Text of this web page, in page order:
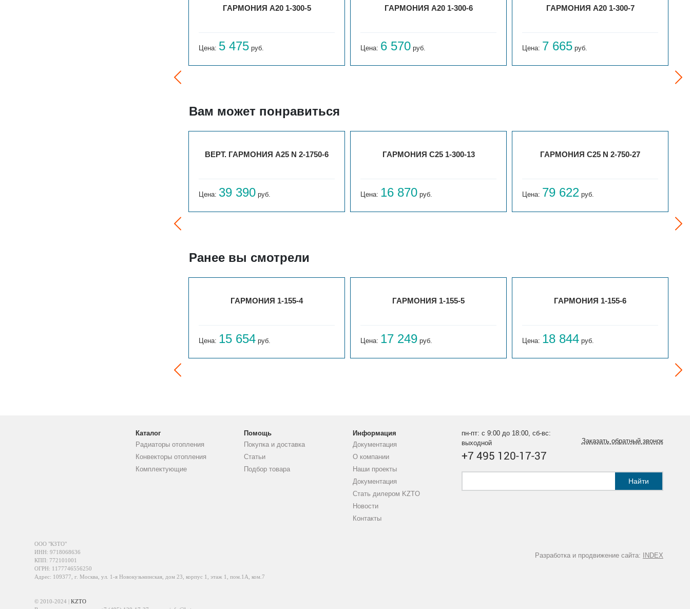
ГАРМОНИЯ А20 1-300-5
Цена: 5 475 руб.
ГАРМОНИЯ А20 1-300-6
Цена: 6 570 руб.
ГАРМОНИЯ А20 1-300-7
Цена: 7 665 руб.
Вам может понравиться
ВЕРТ. ГАРМОНИЯ А25 N 2-1750-6
Цена: 39 390 руб.
ГАРМОНИЯ С25 1-300-13
Цена: 16 870 руб.
ГАРМОНИЯ С25 N 2-750-27
Цена: 79 622 руб.
Ранее вы смотрели
ГАРМОНИЯ 1-155-4
Цена: 15 654 руб.
ГАРМОНИЯ 1-155-5
Цена: 17 249 руб.
ГАРМОНИЯ 1-155-6
Цена: 18 844 руб.
Каталог
Радиаторы отопления
Конвекторы отопления
Комплектующие
Помощь
Покупка и доставка
Статьи
Подбор товара
Информация
Документация
О компании
Наши проекты
Документация
Стать дилером KZTO
Новости
Контакты
пн-пт: с 9:00 до 18:00, сб-вс:
выходной
+7 495 120-17-37
Заказать обратный звонок
Найти
Разработка и продвижение сайта: INDEX
ООО "КЗТО"
ИНН: 9718068636
КПП: 772101001
ОГРН: 1177746556250
Адрес: 109377, г. Москва, ул. 1-я Новокузьминская, дом 23, корпус 1, этаж 1, пом.1А, ком.7
© 2010-2024 | KZTO